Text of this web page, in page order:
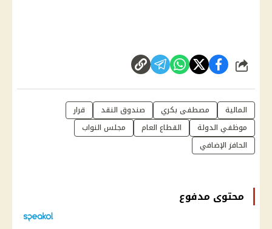
شارك
المالية مصطفى بكري صندوق النقد
قرار
موظفي الدولة
القطاع العام
مجلس النواب
الحافز الإضافي
محتوى مدفوع